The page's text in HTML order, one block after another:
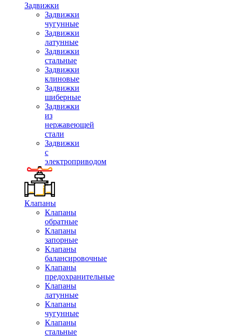
Задвижки
Задвижки
чугунные
Задвижки
латунные
Задвижки
стальные
Задвижки
клиновые
Задвижки
шиберные
Задвижки
из
нержавеющей
стали
Задвижки
с
электроприводом
Клапаны
Клапаны
обратные
Клапаны
запорные
Клапаны
балансировочные
Клапаны
предохранительные
Клапаны
латунные
Клапаны
чугунные
Клапаны
стальные